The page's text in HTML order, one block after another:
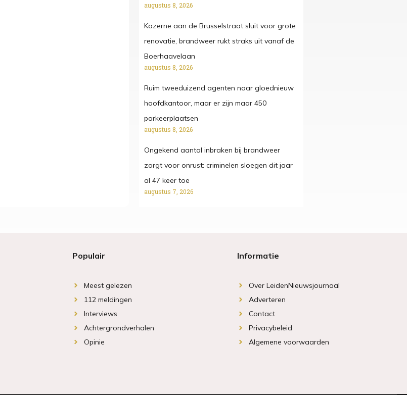
augustus 8, 2026
Kazerne aan de Brusselstraat sluit voor grote
renovatie, brandweer rukt straks uit vanaf de
Boerhaavelaan
augustus 8, 2026
Ruim tweeduizend agenten naar gloednieuw
hoofdkantoor, maar er zijn maar 450
parkeerplaatsen
augustus 8, 2026
Ongekend aantal inbraken bij brandweer
zorgt voor onrust: criminelen sloegen dit jaar
al 47 keer toe
augustus 7, 2026
Populair
Meest gelezen
112 meldingen
Interviews
Achtergrondverhalen
Opinie
Informatie
Over LeidenNieuwsjournaal
Adverteren
Contact
Privacybeleid
Algemene voorwaarden